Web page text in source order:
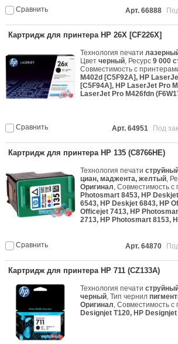
Сравнить Арт. 66888
Картридж для принтера HP 26X [CF226X]
Технология печати
Цветчерный, Ресурс9 000
Совместимость с
M402d [C5F92A], HP
[C5F94A], HP LaserJet Pro
LaserJet Pro M426fdn
Сравнить Арт. 64951 Под
Картридж для принтера HP 135 (C8766HE)
Технология печати
циан, маджента, желтый,
Оригинал, Совместимость с
Photosmart 8453, HP
6543, HP Deskjet 6843, HP
Officejet 7413, HP
2713, HP Photosmart 8153,
Сравнить Арт. 64870
Картридж для принтера HP 711 (CZ133A)
Технология печати
черный, Тип чернил
Оригинал, Совместимость с
Designjet T120, HP Designjet